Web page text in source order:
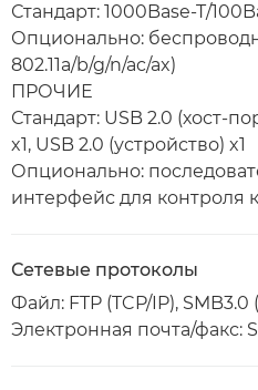
Стандарт: 1000Base-T/
Опционально:
802.11a/b/g/n/ac/ax)
ПРОЧИЕ
Стандарт: USB 2.0 (хост-
x1, USB 2.0 (устройство) x1
Опционально:
интерфейс для контроля
Сетевые протоколы
Файл: FTP (TCP/IP), SMB3.0
Электронная почта/факс: